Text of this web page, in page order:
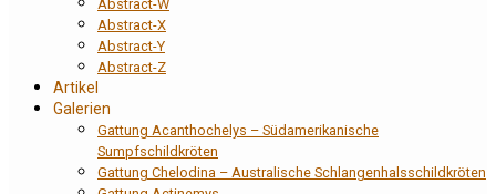
Abstract-W
Abstract-X
Abstract-Y
Abstract-Z
Artikel
Galerien
Gattung Acanthochelys – Südamerikanische
Sumpfschildkröten
Gattung Chelodina – Australische Schlangenhalsschildkröten